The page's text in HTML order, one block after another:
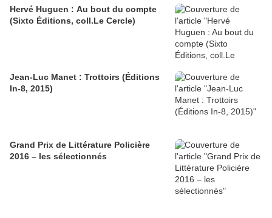
Hervé Huguen : Au bout du compte
(Sixto Éditions, coll.Le Cercle)
Jean-Luc Manet : Trottoirs (Éditions
In-8, 2015)
Grand Prix de Littérature Policière
2016 – les sélectionnés